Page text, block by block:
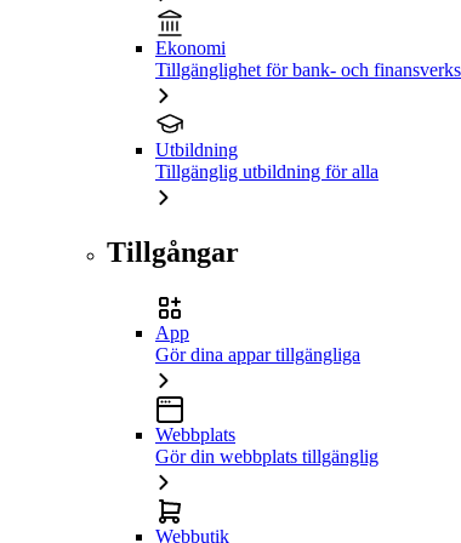
Ekonomi
Tillgänglighet för bank- och
Utbildning
Tillgänglig utbildning för alla
Tillgångar
App
Gör dina appar tillgängliga
Webbplats
Gör din webbplats tillgänglig
Webbutik